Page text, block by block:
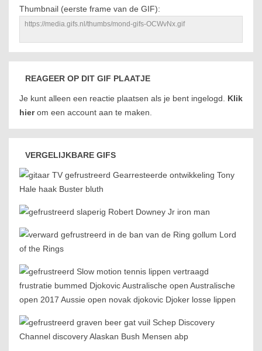
Thumbnail (eerste frame van de GIF):
REAGEER OP DIT GIF PLAATJE
Je kunt alleen een reactie plaatsen als je bent ingelogd. Klik
hierom een account aan te maken.
VERGELIJKBARE GIFS